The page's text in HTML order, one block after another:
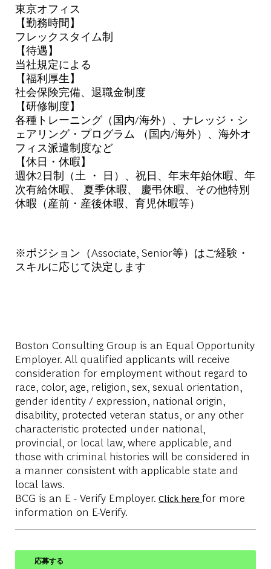
東京オフィス
【勤務時間】
フレックスタイム制
【待遇】
当社規定による
【福利厚生】
社会保険完備、退職金制度
【研修制度】
各種トレーニング（国内/海外）、ナレッジ・シ
ェアリング・プログラム （国内/海外）、海外オ
フィス派遣制度など
【休日・休暇】
週休2日制（土 ・ 日）、祝日、年末年始休暇、年
次有給休暇、 夏季休暇、 慶弔休暇、その他特別
休暇（産前・産後休暇、育児休暇等）
※ポジション（Associate, Senior等）はご経験・
スキルに応じて決定します
Boston Consulting Group is an Equal Opportunity
Employer. All qualified applicants will receive
consideration for employment without regard to
race, color, age, religion, sex, sexual orientation,
gender identity / expression, national origin,
disability, protected veteran status, or any other
characteristic protected under national,
provincial, or local law, where applicable, and
those with criminal histories will be considered in
a manner consistent with applicable state and
local laws.
BCG is an E - Verify Employer. Click here for more
information on E-Verify.
応募する